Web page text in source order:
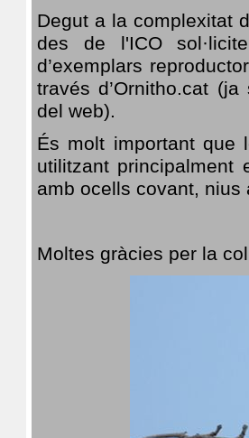
Degut a la complexitat
des de l'ICO
d’exemplars
través d’Ornitho.cat
del web).
És molt important que
utilitzant
amb ocells covant,
Moltes gràcies per la